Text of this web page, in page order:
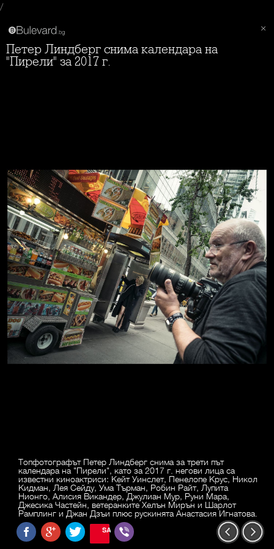
/
Петер Линдберг снима календара на
"Пирели" за 2017 г.
Топфотографът Петер Линдберг снима за трети път
календара на "Пирели", като за 2017 г. негови лица са
известни киноактриси: Кейт Уинслет, Пенелопе Крус, Никол
Кидман, Лея Сейду, Ума Търман, Робин Райт, Лупита
Нионго, Алисия Викандер, Джулиан Мур, Руни Мара,
Джесика Частейн, ветеранките Хелън Мирън и Шарлот
Рамплинг и Джан Дзъи плюс рускинята Анастасия Игнатова.
SAVE